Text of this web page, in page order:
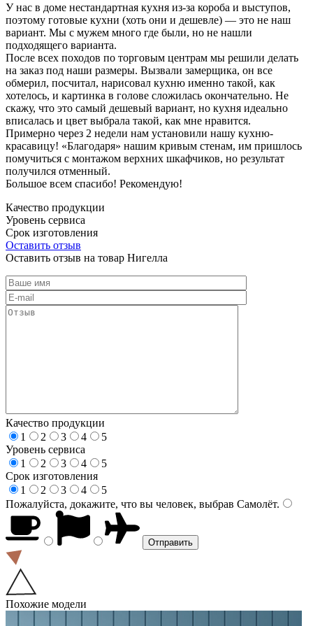
У нас в доме нестандартная кухня из-за короба и выступов,
поэтому готовые кухни (хоть они и дешевле) — это не наш
вариант. Мы с мужем много где были, но не нашли
подходящего варианта.
После всех походов по торговым центрам мы решили делать
на заказ под наши размеры. Вызвали замерщика, он все
обмерил, посчитал, нарисовал кухню именно такой, как
хотелось, и картинка в голове сложилась окончательно. Не
скажу, что это самый дешевый вариант, но кухня идеально
вписалась и цвет выбрала такой, как мне нравится.
Примерно через 2 недели нам установили нашу кухню-
красавицу! «Благодаря» нашим кривым стенам, им пришлось
помучиться с монтажом верхних шкафчиков, но результат
получился отменный.
Большое всем спасибо! Рекомендую!
Качество продукции
Уровень сервиса
Срок изготовления
Оставить отзыв
Оставить отзыв на товар Нигелла
Качество продукции
1
2 3 4
5
Уровень сервиса
1
2 3 4
5
Срок изготовления
1
2 3 4
5
Пожалуйста, докажите, что вы человек, выбрав Самолёт.
Похожие модели